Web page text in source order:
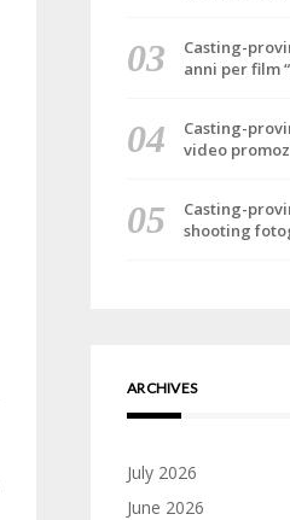
Casting-
anni per film
Casting-
video
Casting-
shooting
ARCHIVES
July 2026
June 2026